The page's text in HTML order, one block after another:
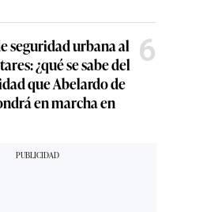
seguridad urbana al
¿qué se sabe del
que Abelardo de
en marcha en
6